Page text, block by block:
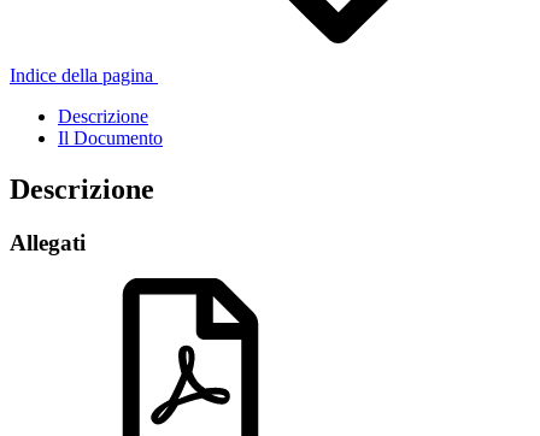
Indice della pagina
Descrizione
Il Documento
Descrizione
Allegati